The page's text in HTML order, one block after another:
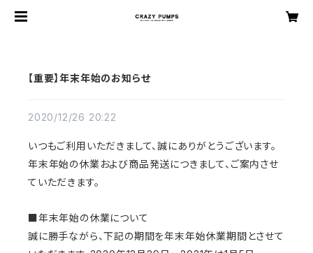
【重要】年末年始のお知らせ
2020/12/26 20:22
いつもご利用いただきまして、誠にありがとうございます。
年末年始の休業および商品発送につきまして、ご案内させ
ていただきます。
■年末年始の休業について
誠に勝手ながら、下記の期間を年末年始休業期間とさせて